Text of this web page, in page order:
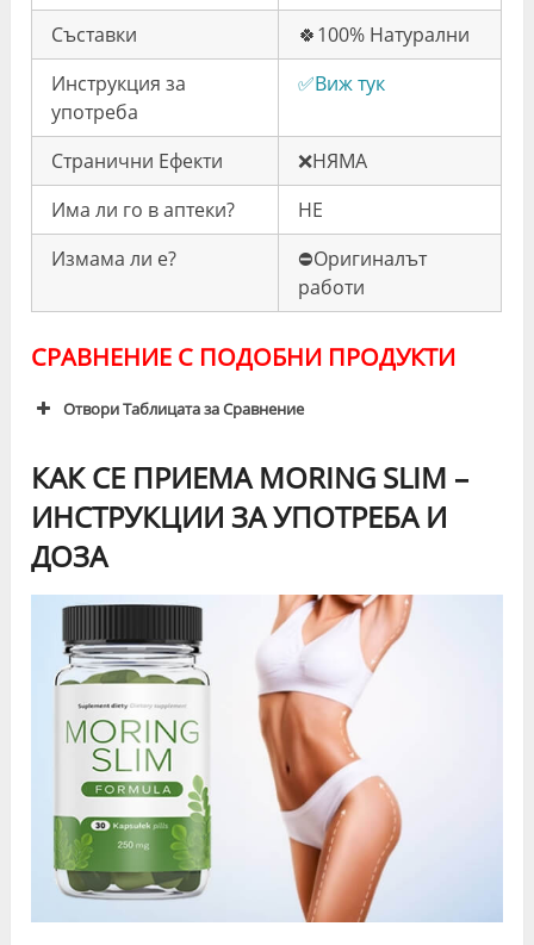
Съставки
🍀100% Натурални
Инструкция за
употреба
✅Виж тук
Странични Ефекти
❌НЯМА
Има ли го в аптеки?
НЕ
Измама ли е?
⛔️Оригиналът
работи
СРАВНЕНИЕ С ПОДОБНИ ПРОДУКТИ
Отвори Таблицата за Сравнение
Аспекти на
Сравнение:
Moring Slim Други
Състав
☘️Моринга и
брезови
листа
Ефикасност
👍🏼
Предизвиква
кетоза и
изгаря
висцерална
мазнина в
КАК СЕ ПРИЕМА MORING SLIM –
ИНСТРУКЦИИ ЗА УПОТРЕБА И
ДОЗА